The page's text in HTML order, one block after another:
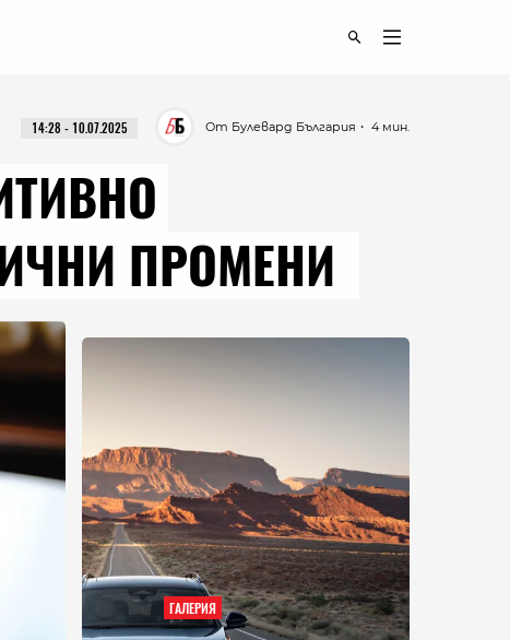
・ 4 мин.
От Булевард България
14:28 - 10.07.2025
ПРОМЕНИ
ГАЛЕРИЯ